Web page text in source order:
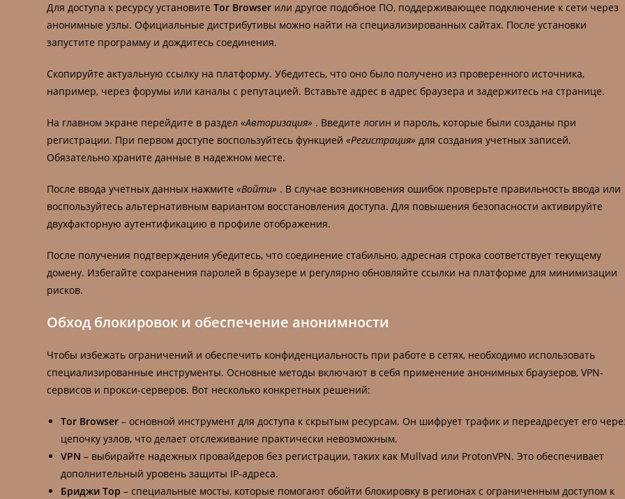
Для доступа к ресурсу установитеTor Browser или другое подобное ПО, поддерживающее подключение к сети через
анонимные узлы. Официальные дистрибутивы можно найти на специализированных сайтах. После установки
запустите программу и дождитесь соединения.
Скопируйте актуальную ссылку на платформу. Убедитесь, что оно было получено из проверенного источника,
например, через форумы или каналы с репутацией. Вставьте адрес в адрес браузера и задержитесь на странице.
На главном экране перейдите в раздел«Авторизация» . Введите логин и пароль, которые были созданы при
регистрации. При первом доступе воспользуйтесь функцией«Регистрация» для создания учетных записей.
Обязательно храните данные в надежном месте.
После ввода учетных данных нажмите«Войти» . В случае возникновения ошибок проверьте правильность ввода или
воспользуйтесь альтернативным вариантом восстановления доступа. Для повышения безопасности активируйте
двухфакторную аутентификацию в профиле отображения.
После получения подтверждения убедитесь, что соединение стабильно, адресная строка соответствует текущему
домену. Избегайте сохранения паролей в браузере и регулярно обновляйте ссылки на платформе для минимизации
рисков.
Обход блокировок и обеспечение анонимности
Чтобы избежать ограничений и обеспечить конфиденциальность при работе в сетях, необходимо использовать
специализированные инструменты. Основные методы включают в себя применение анонимных браузеров, VPN-
сервисов и прокси-серверов. Вот несколько конкретных решений:
Tor Browser – основной инструмент для доступа к скрытым ресурсам. Он шифрует трафик и переадресует его
цепочку узлов, что делает отслеживание практически невозможным.
VPN – выбирайте надежных провайдеров без регистрации, таких как Mullvad или ProtonVPN. Это обеспечивает
дополнительный уровень защиты IP-адреса.
Бриджи Тор – специальные мосты, которые помогают обойти блокировку в регионах с ограниченным доступом к